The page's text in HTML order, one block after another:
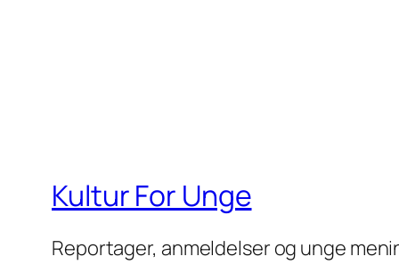
Kultur For Unge
Reportager, anmeldelser og unge